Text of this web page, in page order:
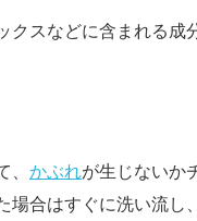
クスなどに含まれる成
かぶれが生じないか
場合はすぐに洗い流し